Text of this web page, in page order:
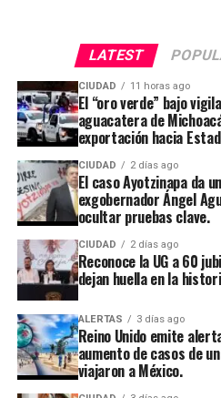
LATEST
CIUDAD 11 horas ago
El “oro verde” bajo
aguacatera de
exportación hacia
CIUDAD 2 días ago
El caso Ayotzinapa da
exgobernador Ángel
ocultar pruebas clave.
CIUDAD 2 días ago
Reconoce la UG a 60
dejan huella en la
ALERTAS 3 días ago
Reino Unido emite
aumento de casos de
viajaron a México.